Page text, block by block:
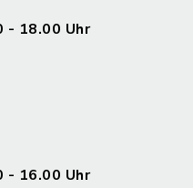
- 18.00 Uhr
- 16.00 Uhr